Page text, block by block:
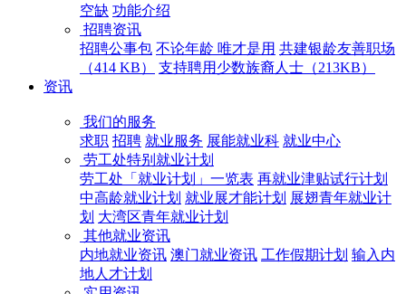
空缺 功能介绍
招聘资讯
招聘公事包 不论年龄 唯才是用 共建银龄友善职场
（414 KB）
支持聘用少数族裔人士（213KB）
资讯
我们的服务
求职 招聘 就业服务 展能就业科 就业中心
劳工处特别就业计划
劳工处「就业计划」一览表 再就业津贴试行计划
中高龄就业计划 就业展才能计划 展翅青年就业计
划 大湾区青年就业计划
其他就业资讯
内地就业资讯 澳门就业资讯 工作假期计划 输入内
地人才计划